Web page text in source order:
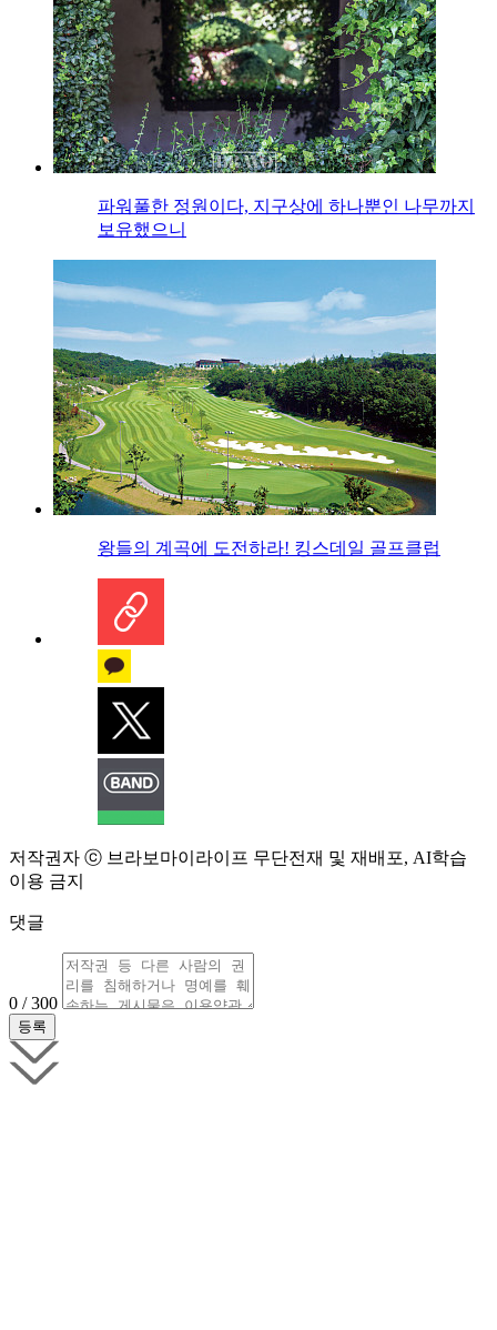
파워풀한 정원이다, 지구상에 하나뿐인 나무까지
보유했으니
왕들의 계곡에 도전하라! 킹스데일 골프클럽
저작권자 ⓒ 브라보마이라이프 무단전재 및 재배포, AI학습
이용 금지
댓글
0 / 300